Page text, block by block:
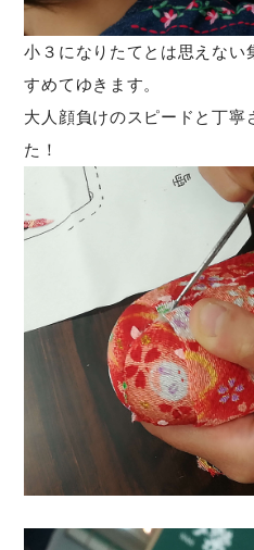
小３になりたてとは思えない
すめてゆきます。
大人顔負けのスピードと丁寧
た！